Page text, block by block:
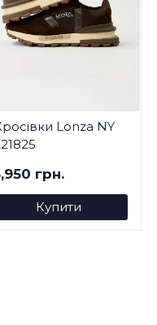
Lonza NY
грн.
Купити